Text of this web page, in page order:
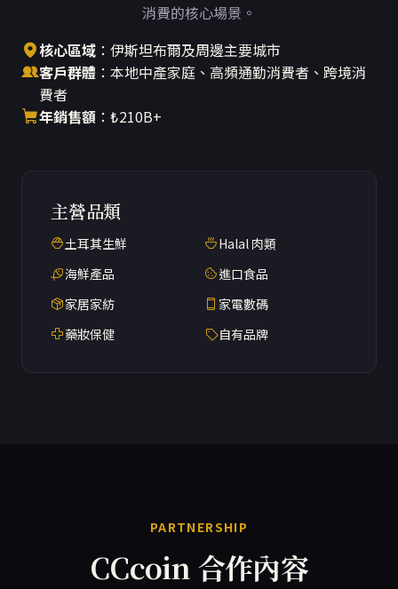
消費的核心場景。
核心區域 ：伊斯坦布爾及周邊主要城市
客戶群體 ：本地中產家庭、高頻通勤消費者、跨境消
費者
年銷售額 ：₺210B+
主營品類
土耳其生鮮
Halal 肉類
海鮮產品
進口食品
家居家紡
家電數碼
藥妝保健
自有品牌
PARTNERSHIP
CCcoin 合作內容